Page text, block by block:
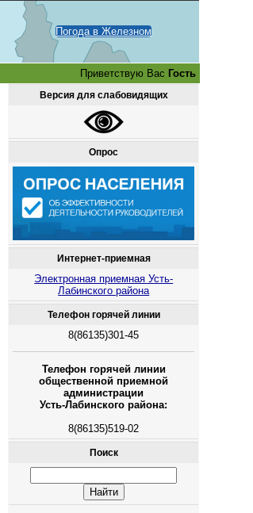
Погода в Железном
Приветствую Вас Гость
Версия для слабовидящих
Опрос
Интернет-приемная
Электронная приемная Усть-
Лабинского района
Телефон горячей линии
8(86135)301-45
Телефон горячей линии
общественной приемной
администрации
Усть-Лабинского района:
8(86135)519-02
Поиск